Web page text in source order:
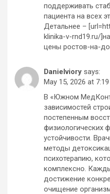
поддерживать
пациента на всех
Детальнее –
klinika-v-rnd19.ru/
цены ростов-на-
Danielviory says:
May 15, 2026 at
В «Южном
зависимостей
постепенным
физиологических
устойчивости.
методы
психотерапию,
комплексно.
достижение
очищение